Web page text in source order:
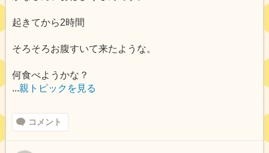
起きてから2時間
そろそろお腹すいて来たような。
何食べようかな？
...親トピックを見る
コメント